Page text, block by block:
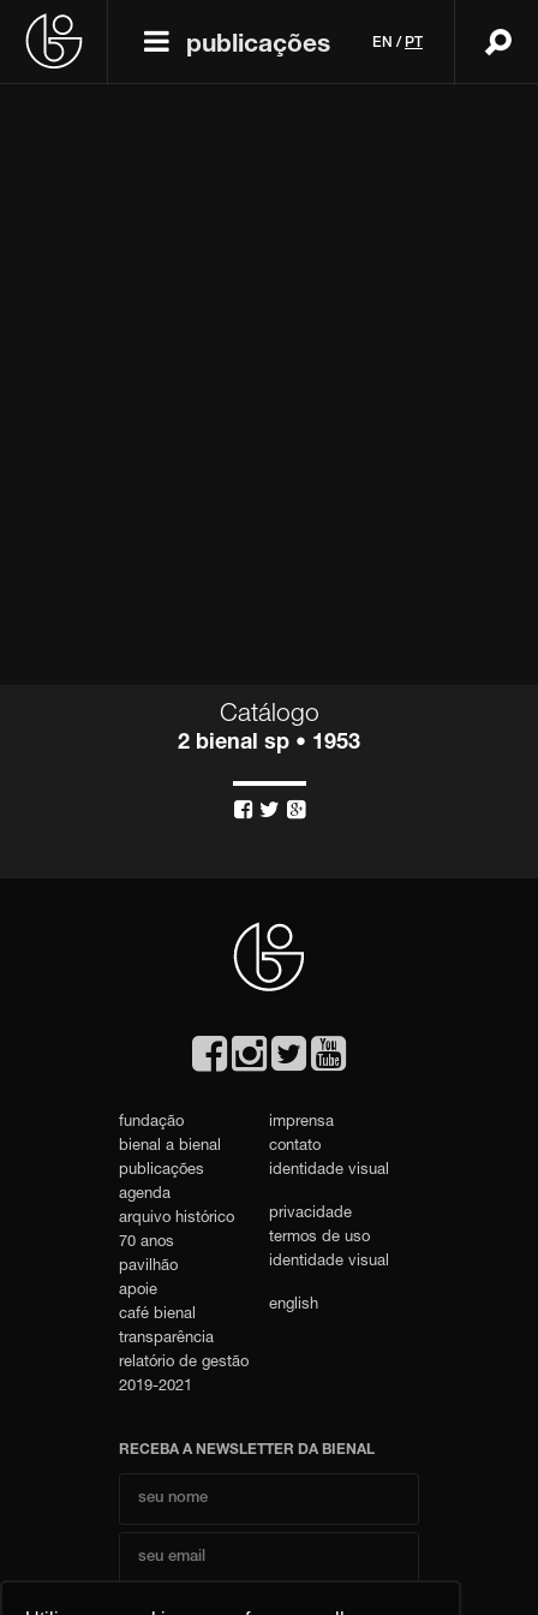
publicações EN / PT
Catálogo
2 bienal sp • 1953
  
fundação
bienal a bienal
publicações
agenda
arquivo histórico
70 anos
pavilhão
apoie
café bienal
transparência
relatório de gestão
2019-2021
imprensa
contato
identidade visual
privacidade
termos de uso
identidade visual
english
RECEBA A NEWSLETTER DA BIENAL